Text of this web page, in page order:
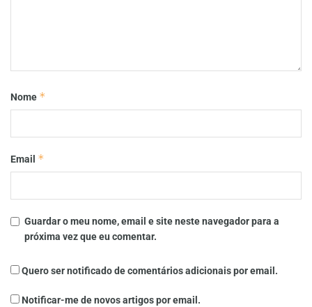
Nome *
Email *
Guardar o meu nome, email e site neste navegador para a
próxima vez que eu comentar.
Quero ser notificado de comentários adicionais por email.
Notificar-me de novos artigos por email.